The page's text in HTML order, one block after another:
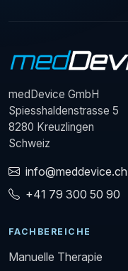
medDevice GmbH
Spiesshaldenstrasse 5
8280 Kreuzlingen
Schweiz
info@meddevice.ch
+41 79 300 50 90
FACHBEREICHE
Manuelle Therapie